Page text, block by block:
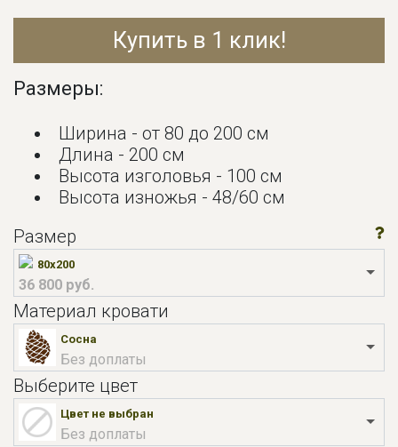
Купить в 1 клик!
Размеры:
Ширина - от 80 до 200 см
Длина - 200 см
Высота изголовья - 100 см
Высота изножья - 48/60 см
Размер
80x200
36 800 руб.
Материал кровати
Сосна
Без доплаты
Выберите цвет
Цвет не выбран
Без доплаты